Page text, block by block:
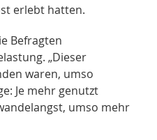
erlebt hatten.
Befragten
„Dieser
waren, umso
Je mehr genutzt
umso mehr